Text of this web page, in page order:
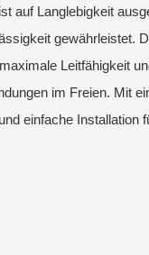
auf Langlebigkeit
gewährleistet.
Leitfähigkeit
im Freien. Mit
einfache Installation